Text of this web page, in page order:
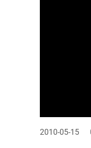
2010-05-15